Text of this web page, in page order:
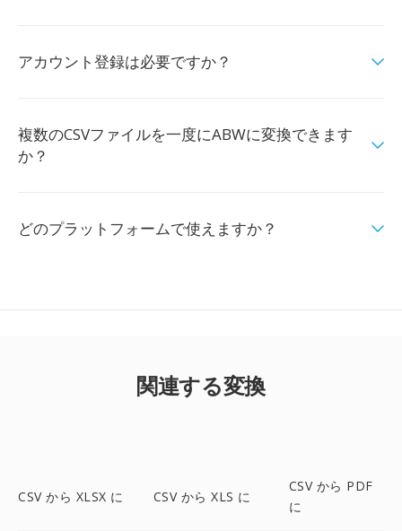
アカウント登録は必要ですか？
複数のCSVファイルを一度にABWに変換できます
か？
どのプラットフォームで使えますか？
関連する変換
CSV から XLSX に CSV から XLS に
CSV から PDF
に